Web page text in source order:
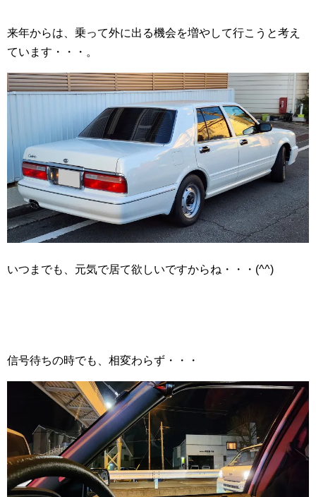
来年からは、乗って外に出る機会を増やして行こうと考え
ています・・・。
いつまでも、元気で居て欲しいですからね・・・(^^)
信号待ちの時でも、相変わらず・・・